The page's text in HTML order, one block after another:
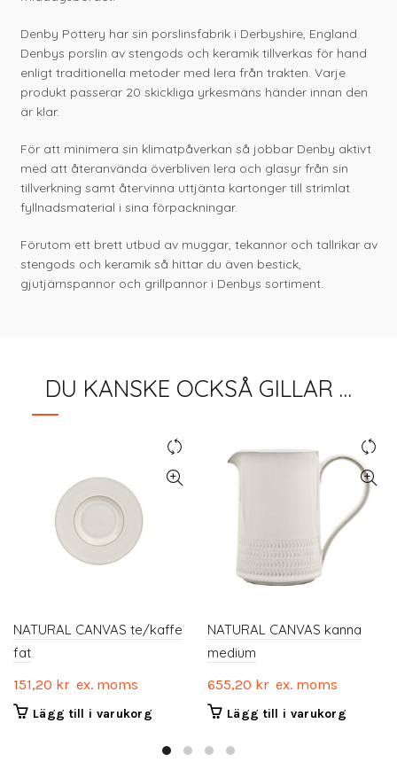
Denby Pottery har sin porslinsfabrik i Derbyshire, England.
Denbys porslin av stengods och keramik tillverkas för hand
enligt traditionella metoder med lera från trakten. Varje
produkt passerar 20 skickliga yrkesmäns händer innan den
är klar.
För att minimera sin klimatpåverkan så jobbar Denby aktivt
med att återanvända överbliven lera och glasyr från sin
tillverkning samt återvinna uttjänta kartonger till strimlat
fyllnadsmaterial i sina förpackningar.
Förutom ett brett utbud av muggar, tekannor och tallrikar av
stengods och keramik så hittar du även bestick,
gjutjärnspannor och grillpannor i Denbys sortiment.
DU KANSKE OCKSÅ GILLAR …
NATURAL CANVAS te/kaffe
fat
151,20 kr ex. moms
Lägg till i varukorg
NATURAL CANVAS kanna
medium
655,20 kr ex. moms
Lägg till i varukorg